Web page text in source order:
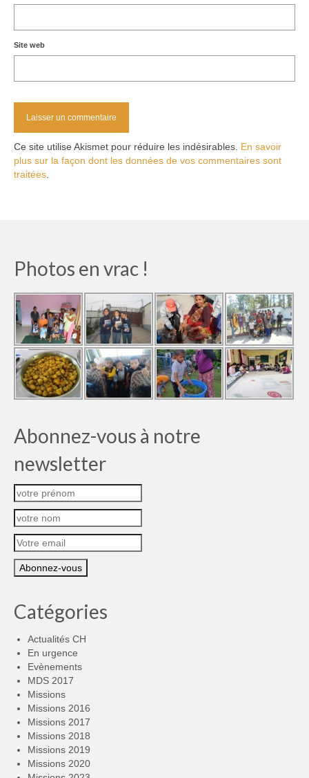
Site web
Ce site utilise Akismet pour réduire les indésirables. En savoir
plus sur la façon dont les données de vos commentaires sont
traitées
Photos en vrac !
Abonnez-vous à notre
newsletter
Catégories
Actualités CH
En urgence
Evènements
MDS 2017
Missions
Missions 2016
Missions 2017
Missions 2018
Missions 2019
Missions 2020